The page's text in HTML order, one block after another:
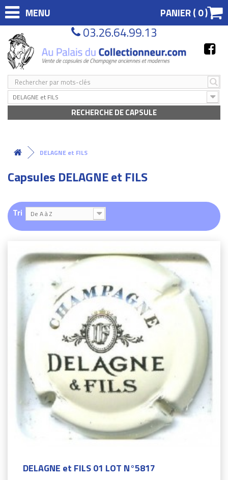
MENU PANIER (0)
03.26.64.99.13
DELAGNE et FILS
RECHERCHE DE CAPSULE
DELAGNE et FILS
Capsules DELAGNE et FILS
Tri De A à Z
DELAGNE et FILS 01 LOT N°5817